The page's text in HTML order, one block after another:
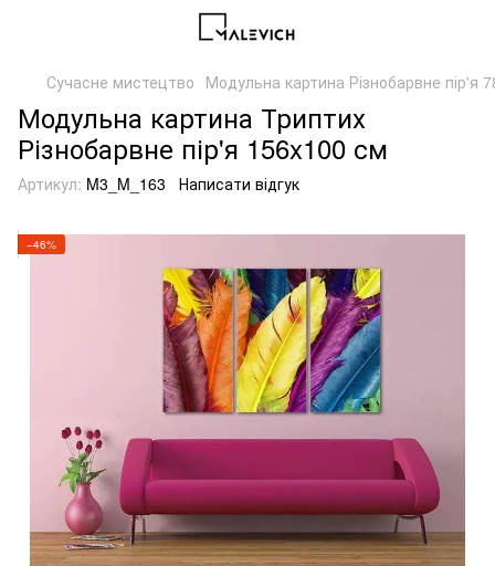
Сучасне мистецтво Модульна картина Різнобарвне пір'я
Модульна картина Триптих
Різнобарвне пір'я 156x100 см
Артикул: M3_M_163 Написати відгук
−46%